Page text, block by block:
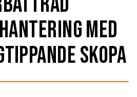
med
skopa